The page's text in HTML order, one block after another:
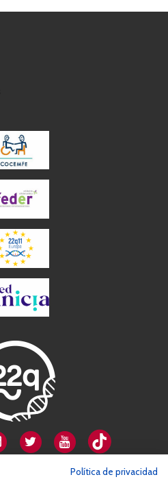
Política de privacidad